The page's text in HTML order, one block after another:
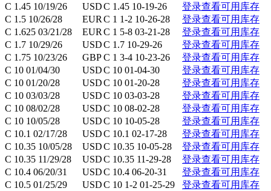
C 1.45 10/19/26 USDC 1.45 10-19-26
登录查看可用库存
C 1.5 10/26/28
EUR C 1 1-2 10-26-28
登录查看可用库存
C 1.625 03/21/28
EUR C 1 5-8 03-21-28
登录查看可用库存
C 1.7 10/29/26
USDC 1.7 10-29-26
登录查看可用库存
C 1.75 10/23/26
GBPC 1 3-4 10-23-26
登录查看可用库存
C 10 01/04/30
USDC 10 01-04-30
登录查看可用库存
C 10 01/20/28
USDC 10 01-20-28
登录查看可用库存
C 10 03/03/28
USDC 10 03-03-28
登录查看可用库存
C 10 08/02/28
USDC 10 08-02-28
登录查看可用库存
C 10 10/05/28
USDC 10 10-05-28
登录查看可用库存
C 10.1 02/17/28
USDC 10.1 02-17-28
登录查看可用库存
C 10.35 10/05/28
USDC 10.35 10-05-28
登录查看可用库存
C 10.35 11/29/28
USDC 10.35 11-29-28
登录查看可用库存
C 10.4 06/20/31
USDC 10.4 06-20-31
登录查看可用库存
C 10.5 01/25/29
USDC 10 1-2 01-25-29
登录查看可用库存